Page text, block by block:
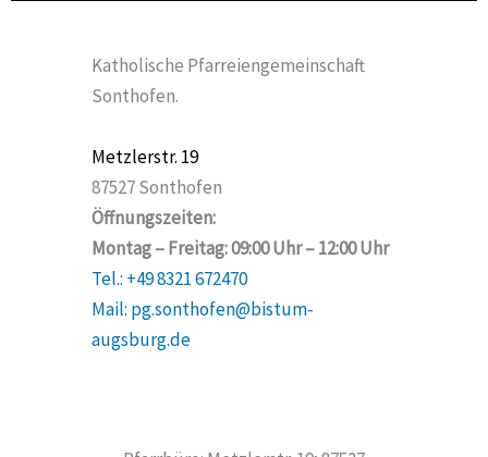
Katholische Pfarreiengemeinschaft
Sonthofen.
Metzlerstr. 19
87527 Sonthofen
Öffnungszeiten:
Montag – Freitag: 09:00 Uhr – 12:00 Uhr
Tel.: +49 8321 672470
Mail: pg.sonthofen@bistum-
augsburg.de